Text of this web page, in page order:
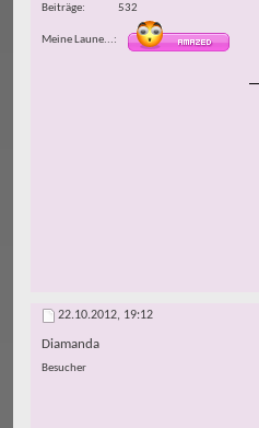
Beiträge
532
Meine Laune...
22.10.2012, 19:12
Diamanda
Besucher